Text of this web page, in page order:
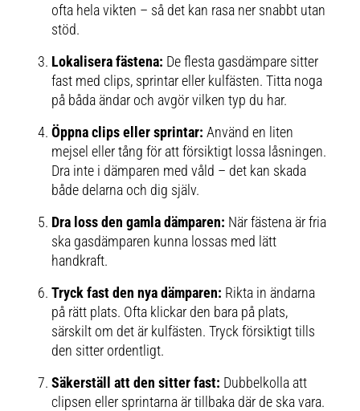
ofta hela vikten – så det kan rasa ner snabbt utan
stöd.
Lokalisera fästena: De flesta gasdämpare sitter
fast med clips, sprintar eller kulfästen. Titta noga
på båda ändar och avgör vilken typ du har.
Öppna clips eller sprintar: Använd en liten
mejsel eller tång för att försiktigt lossa låsningen.
Dra inte i dämparen med våld – det kan skada
både delarna och dig själv.
Dra loss den gamla dämparen: När fästena är fria
ska gasdämparen kunna lossas med lätt
handkraft.
Tryck fast den nya dämparen: Rikta in ändarna
på rätt plats. Ofta klickar den bara på plats,
särskilt om det är kulfästen. Tryck försiktigt tills
den sitter ordentligt.
Säkerställ att den sitter fast: Dubbelkolla att
clipsen eller sprintarna är tillbaka där de ska vara.